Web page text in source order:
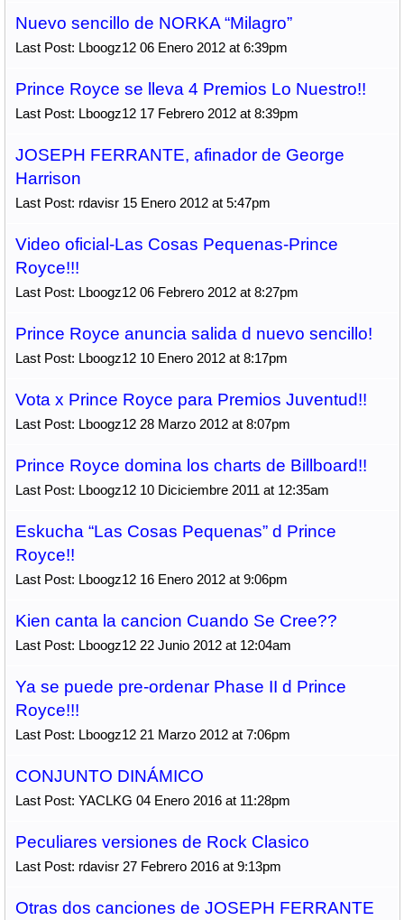
Nuevo sencillo de NORKA “Milagro”
Last Post: Lboogz12 06 Enero 2012 at 6:39pm
Prince Royce se lleva 4 Premios Lo Nuestro!!
Last Post: Lboogz12 17 Febrero 2012 at 8:39pm
JOSEPH FERRANTE, afinador de George
Harrison
Last Post: rdavisr 15 Enero 2012 at 5:47pm
Video oficial-Las Cosas Pequenas-Prince
Royce!!!
Last Post: Lboogz12 06 Febrero 2012 at 8:27pm
Prince Royce anuncia salida d nuevo sencillo!
Last Post: Lboogz12 10 Enero 2012 at 8:17pm
Vota x Prince Royce para Premios Juventud!!
Last Post: Lboogz12 28 Marzo 2012 at 8:07pm
Prince Royce domina los charts de Billboard!!
Last Post: Lboogz12 10 Diciciembre 2011 at 12:35am
Eskucha “Las Cosas Pequenas” d Prince
Royce!!
Last Post: Lboogz12 16 Enero 2012 at 9:06pm
Kien canta la cancion Cuando Se Cree??
Last Post: Lboogz12 22 Junio 2012 at 12:04am
Ya se puede pre-ordenar Phase II d Prince
Royce!!!
Last Post: Lboogz12 21 Marzo 2012 at 7:06pm
CONJUNTO DINÁMICO
Last Post: YACLKG 04 Enero 2016 at 11:28pm
Peculiares versiones de Rock Clasico
Last Post: rdavisr 27 Febrero 2016 at 9:13pm
Otras dos canciones de JOSEPH FERRANTE